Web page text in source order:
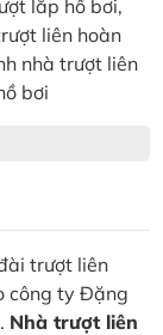
lắp hồ bơi,
liên hoàn
nhà trượt liên
bơi
trượt liên
công ty Đặng
Nhà trượt liên